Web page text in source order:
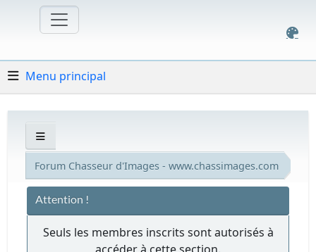
Menu principal
Forum Chasseur d'Images - www.chassimages.com
Attention !
Seuls les membres inscrits sont autorisés à